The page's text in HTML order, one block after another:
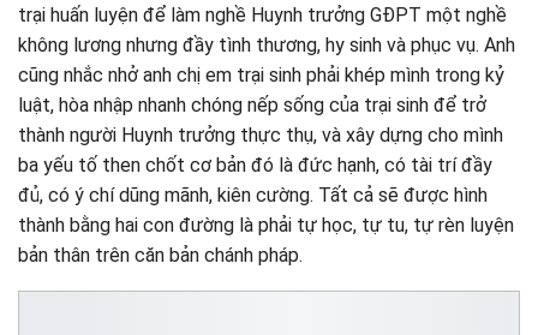
trại huấn luyện để làm nghề Huynh trưởng GĐPT một nghề
không lương nhưng đầy tình thương, hy sinh và phục vụ. Anh
cũng nhắc nhở anh chị em trại sinh phải khép mình trong kỷ
luật, hòa nhập nhanh chóng nếp sống của trại sinh để trở
thành người Huynh trưởng thực thụ, và xây dựng cho mình
ba yếu tố then chốt cơ bản đó là đức hạnh, có tài trí đầy
đủ, có ý chí dũng mãnh, kiên cường. Tất cả sẽ được hình
thành bằng hai con đường là phải tự học, tự tu, tự rèn luyện
bản thân trên căn bản chánh pháp.